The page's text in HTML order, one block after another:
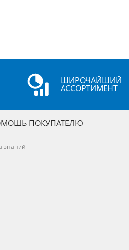
ШИРОЧАЙШИЙ
АССОРТИМЕНТ
ПОКУПАТЕЛЮ
знаний